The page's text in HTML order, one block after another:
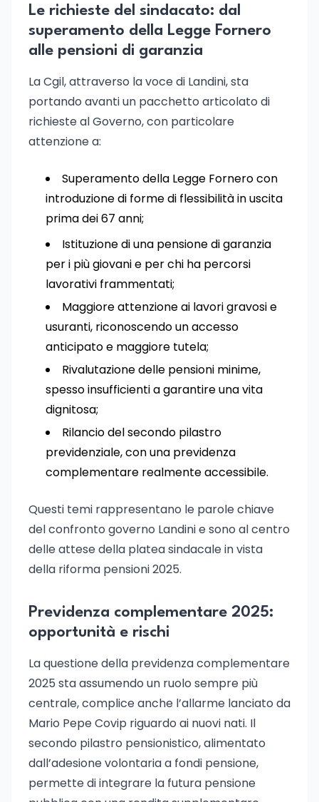
Le richieste del sindacato: dal
superamento della Legge Fornero
alle pensioni di garanzia
La Cgil, attraverso la voce di Landini, sta
portando avanti un pacchetto articolato di
richieste al Governo, con particolare
attenzione a:
Superamento della Legge Fornero con
introduzione di forme di flessibilità in uscita
prima dei 67 anni;
Istituzione di una pensione di garanzia
per i più giovani e per chi ha percorsi
lavorativi frammentati;
Maggiore attenzione ai lavori gravosi e
usuranti, riconoscendo un accesso
anticipato e maggiore tutela;
Rivalutazione delle pensioni minime,
spesso insufficienti a garantire una vita
dignitosa;
Rilancio del secondo pilastro
previdenziale, con una previdenza
complementare realmente accessibile.
Questi temi rappresentano le parole chiave
del confronto governo Landini e sono al centro
delle attese della platea sindacale in vista
della riforma pensioni 2025.
Previdenza complementare 2025:
opportunità e rischi
La questione della previdenza complementare
2025 sta assumendo un ruolo sempre più
centrale, complice anche l’allarme lanciato da
Mario Pepe Covip riguardo ai nuovi nati. Il
secondo pilastro pensionistico, alimentato
dall’adesione volontaria a fondi pensione,
permette di integrare la futura pensione